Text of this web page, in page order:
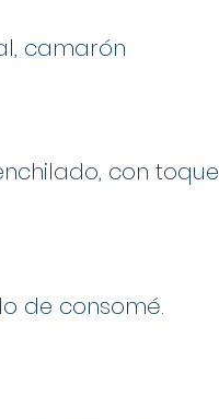
camarón
con toque
de consomé.